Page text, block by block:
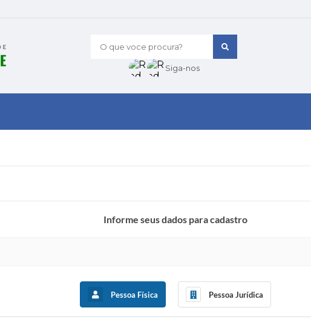
O que voce procura?
Siga-nos
Informe seus dados para cadastro
Pessoa Física Pessoa Jurídica